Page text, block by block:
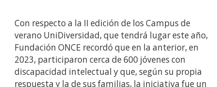
Con respecto a la II edición de los Campus de
verano UniDiversidad, que tendrá lugar este año,
Fundación ONCE recordó que en la anterior, en
2023, participaron cerca de 600 jóvenes con
discapacidad intelectual y que, según su propia
respuesta y la de sus familias, la iniciativa fue un